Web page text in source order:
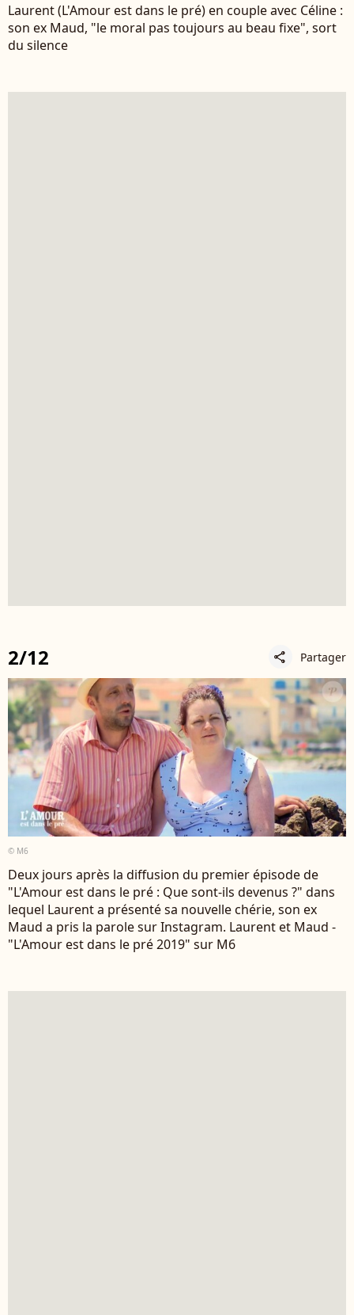
Laurent (L'Amour est dans le pré) en couple avec Céline :
son ex Maud, "le moral pas toujours au beau fixe", sort
du silence
2/12 share Partager
© M6
Deux jours après la diffusion du premier épisode de
"L'Amour est dans le pré : Que sont-ils devenus ?" dans
lequel Laurent a présenté sa nouvelle chérie, son ex
Maud a pris la parole sur Instagram. Laurent et Maud -
"L'Amour est dans le pré 2019" sur M6